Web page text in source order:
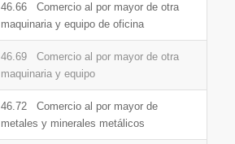
46.66 Comercio al por mayor de otra
maquinaria y equipo de oficina
46.69 Comercio al por mayor de otra
maquinaria y equipo
46.72 Comercio al por mayor de
metales y minerales metálicos